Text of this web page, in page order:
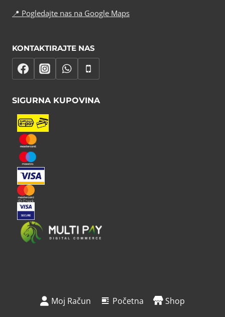
📍 Pogledajte nas na Google Maps
KONTAKTIRAJTE NAS
SIGURNA KUPOVINA
Moj Račun Početna
Shop